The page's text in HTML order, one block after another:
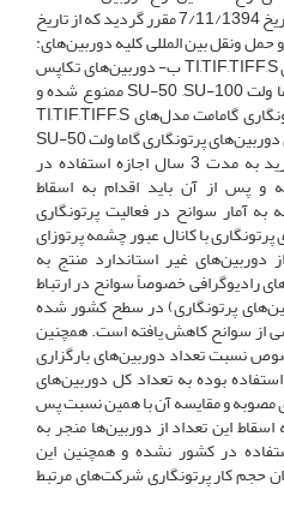
بر اساس تصمیم واحد قانونی در تاریخ 7/11/1394 مقرر گردید که از تاریخ
ونقل بین المللی کلیه دوربین‌های:
الف- دوربین‌های گامامت مدل های TI,TIF,TIFF,S ب- دوربین‌های تکاپس
660 و گامارید ج- دوربین‌های گاما ولت SU-50 ,SU-100 ممنوع شده و
شرکت‌های دارای دوربین‌های پرتونگاری گامامت مدل‌های TI,TIF,TIFF,S
به مدت 2 سال و شرکت‌های دارای دوربین‌های پرتونگاری گاما ولت SU-50
,SU-100 و تکاپس 660 و گامارید به مدت 3 سال اجازه استفاده در
و پس از آن باید اقدام به اسقاط
به آمار سوانح در فعالیت پرتونگاری
با کانال عبور چشمه پرتوزای
دوربین‌های غیر استاندارد منتج به
رادیوگرافی خصوصاً سوانح در ارتباط
پرتونگاری) در سطح کشور شده
از سوانح کاهش یافته است. همچنین
نسبت تعداد دوربین‌های بارگزاری
بوده به تعداد کل دوربین‌های
مصوبه و مقایسه آن با همین نسبت پس
این تعداد از دوربین‌ها منجر به
در کشور نشده و همچنین این
حجم کار پرتونگاری شرکت‌های مرتبط